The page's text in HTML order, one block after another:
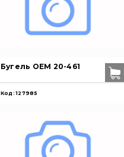
Бугель OEM 20-461
Код: 127985